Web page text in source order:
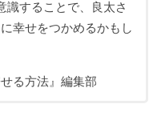
識することで、良太さ
幸せをつかめるかもし
る方法』編集部